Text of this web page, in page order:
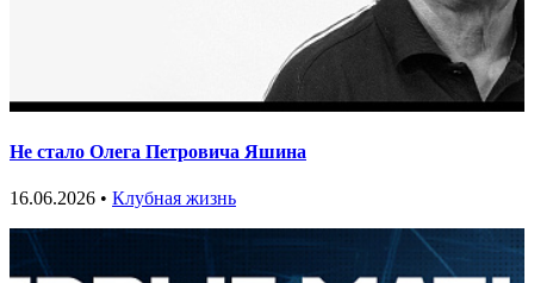
Не стало Олега Петровича Яшина
16.06.2026 • Клубная жизнь